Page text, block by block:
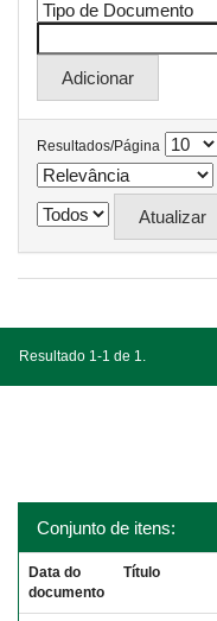
Resultados/Página
Resultado 1-1 de 1.
Conjunto de itens:
Data do
documento
Título